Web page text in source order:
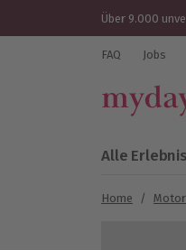
Über 9.000
FAQ Jobs
Alle
Home /